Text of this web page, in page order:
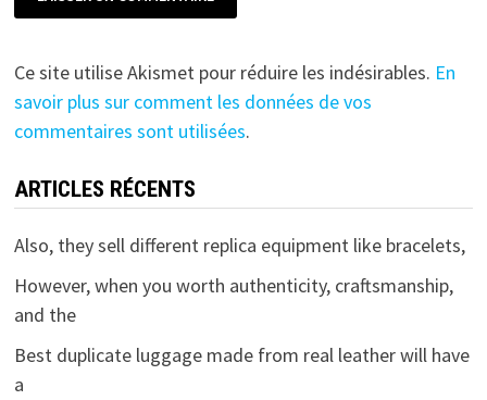
Ce site utilise Akismet pour réduire les indésirables. En
savoir plus sur comment les données de vos
commentaires sont utilisées.
ARTICLES RÉCENTS
Also, they sell different replica equipment like bracelets,
However, when you worth authenticity, craftsmanship,
and the
Best duplicate luggage made from real leather will have
a